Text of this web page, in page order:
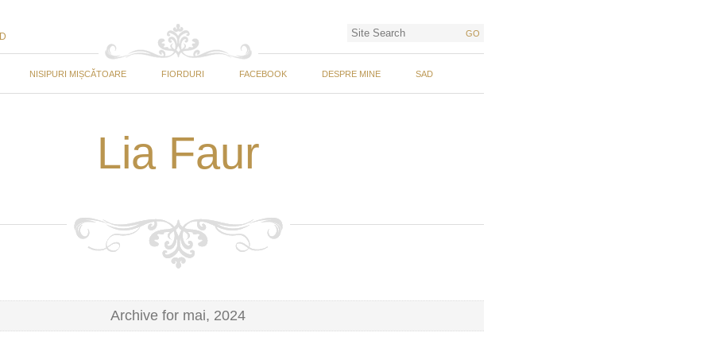
GO
NISIPURI MIȘCĂTOARE FIORDURI FACEBOOK DESPRE MINE SAD
Lia Faur
Archive for mai, 2024